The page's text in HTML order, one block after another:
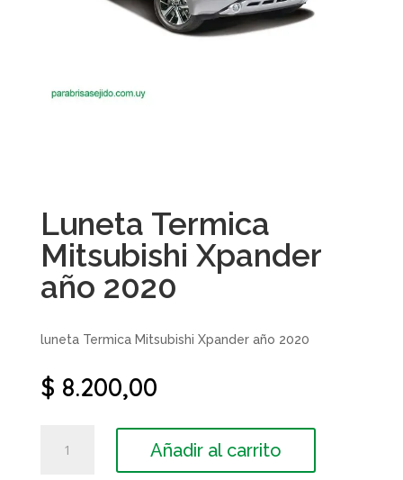
Luneta Termica
Mitsubishi Xpander
año 2020
luneta Termica Mitsubishi Xpander año 2020
$ 8.200,00
Termica
Añadir al carrito